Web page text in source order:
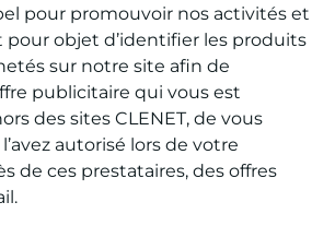
pour promouvoir nos activités et
pour objet d’identifier les produits
sur notre site afin de
publicitaire qui vous est
des sites CLENET, de vous
autorisé lors de votre
de ces prestataires, des offres